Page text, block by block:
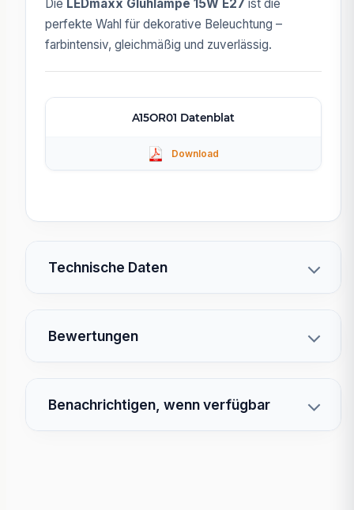
Die LEDmaxx Glühlampe 15W E27 ist die
perfekte Wahl für dekorative Beleuchtung –
farbintensiv, gleichmäßig und zuverlässig.
A15OR01 Datenblat
Technische Daten
Bewertungen
Benachrichtigen, wenn verfügbar